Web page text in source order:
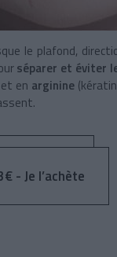
le plafond,
séparer et éviter
et en arginine
- Je l’achète